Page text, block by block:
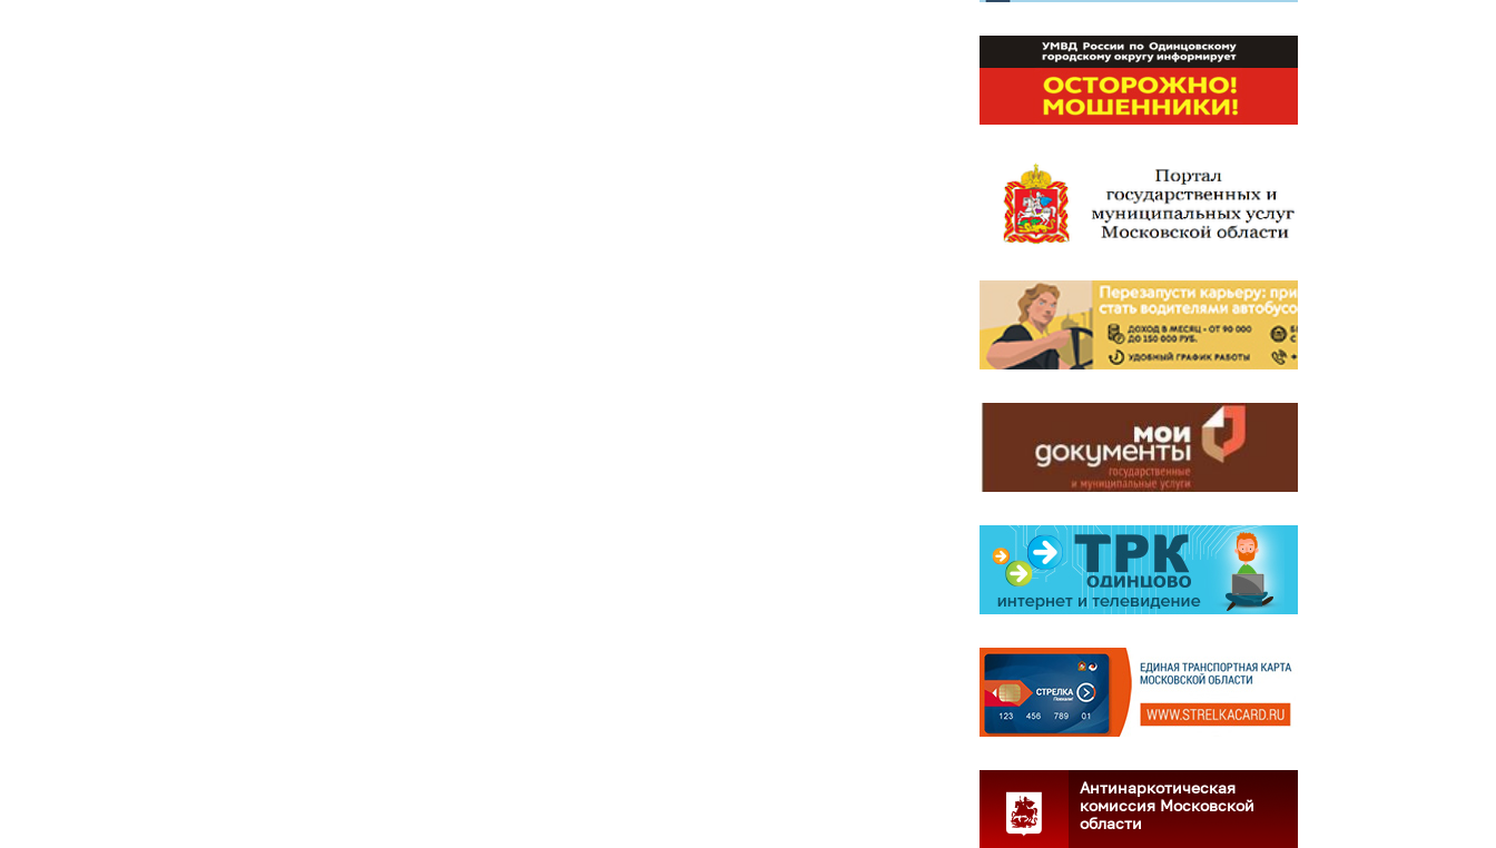
Антинаркотическая
комиссия Московской
области